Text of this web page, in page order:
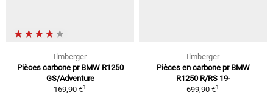
Ilmberger
Pièces carbone pr BMW R1250
GS/Adventure
169,90 €1
Ilmberger
Pièces en carbone pr BMW
R1250 R/RS 19-
699,90 €1